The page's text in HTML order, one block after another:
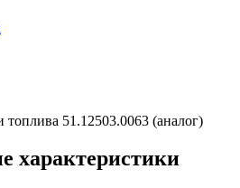
характеристики